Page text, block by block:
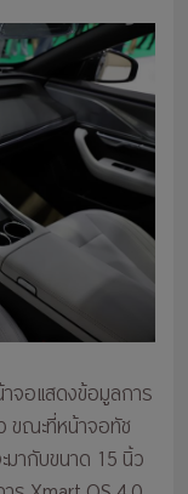
จอแสดงข้อมูลการ
ขณะที่หน้าจอทัช
มากับขนาด 15 นิ้ว